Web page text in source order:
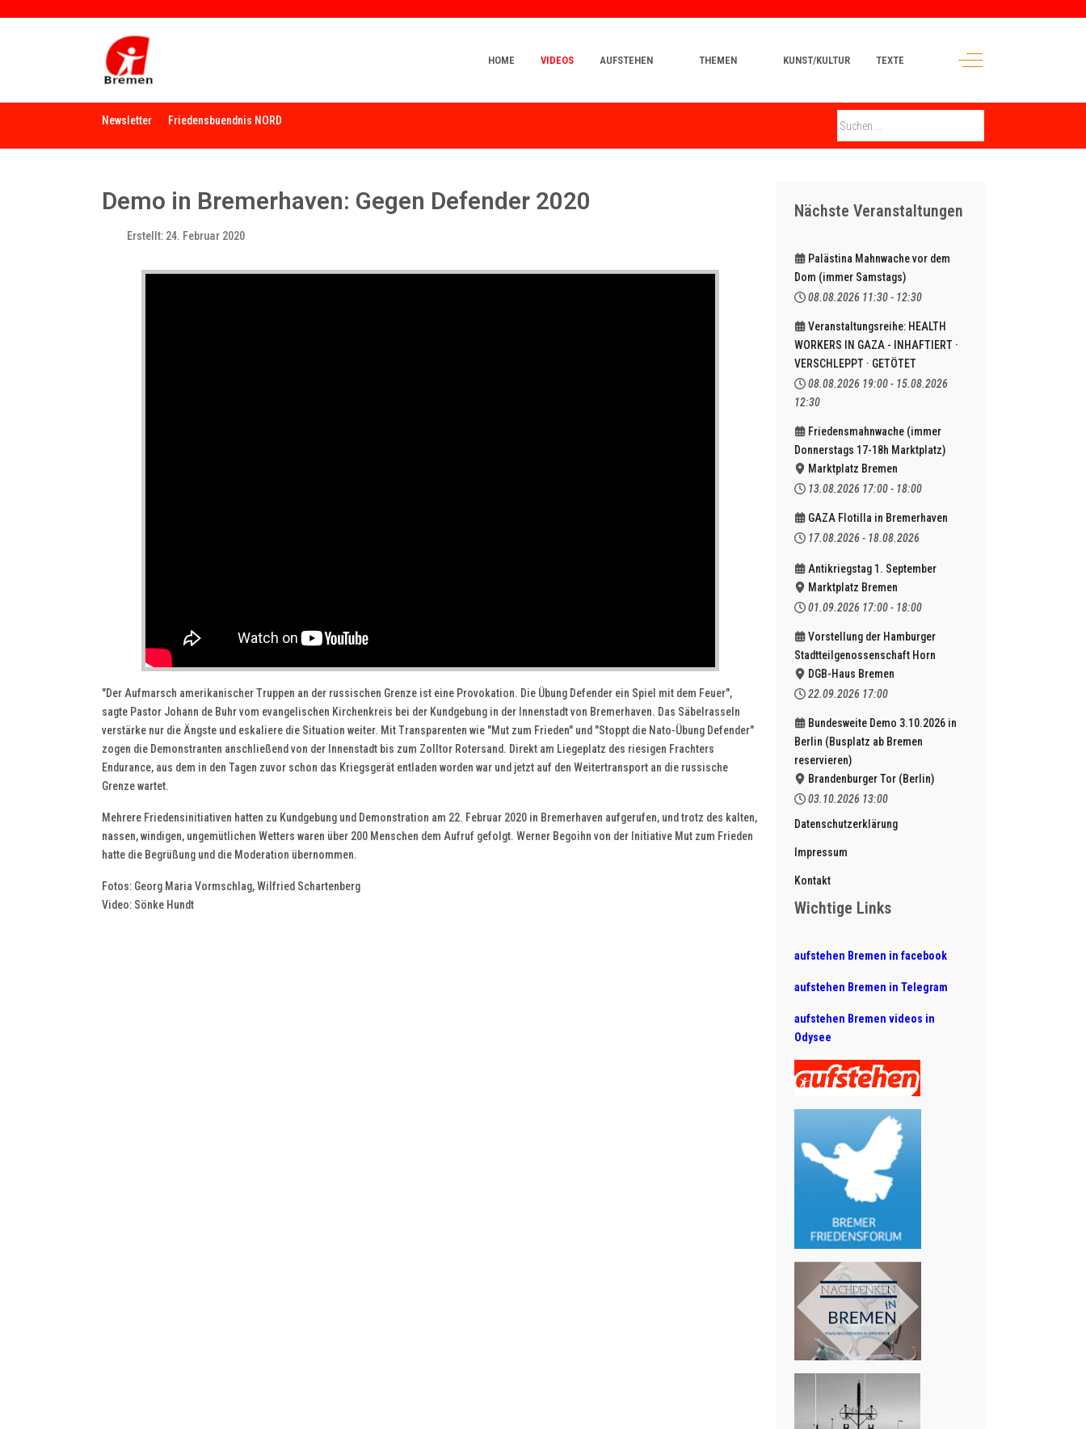
HOME VIDEOS AUFSTEHEN THEMEN KUNST/KULTUR TEXTE Off-Canvas Toggle
Newsletter Friedensbuendnis NORD
Demo in Bremerhaven: Gegen Defender 2020
Erstellt: 24. Februar 2020
"Der Aufmarsch amerikanischer Truppen an der russischen Grenze ist eine Provokation. Die Übung Defender ein Spiel mit dem Feuer",
sagte Pastor Johann de Buhr vom evangelischen Kirchenkreis bei der Kundgebung in der Innenstadt von Bremerhaven. Das Säbelrasseln
verstärke nur die Ängste und eskaliere die Situation weiter. Mit Transparenten wie "Mut zum Frieden" und "Stoppt die Nato-Übung Defender"
zogen die Demonstranten anschließend von der Innenstadt bis zum Zolltor Rotersand. Direkt am Liegeplatz des riesigen Frachters
Endurance, aus dem in den Tagen zuvor schon das Kriegsgerät entladen worden war und jetzt auf den Weitertransport an die russische
Grenze wartet.
Mehrere Friedensinitiativen hatten zu Kundgebung und Demonstration am 22. Februar 2020 in Bremerhaven aufgerufen, und trotz des kalten,
nassen, windigen, ungemütlichen Wetters waren über 200 Menschen dem Aufruf gefolgt. Werner Begoihn von der Initiative Mut zum Frieden
hatte die Begrüßung und die Moderation übernommen.
Fotos: Georg Maria Vormschlag, Wilfried Schartenberg
Video: Sönke Hundt
Nächste Veranstaltungen
Palästina Mahnwache vor dem
Dom (immer Samstags)
08.08.2026 11:30- 12:30
Veranstaltungsreihe: HEALTH
WORKERS IN GAZA - INHAFTIERT ·
VERSCHLEPPT · GETÖTET
08.08.2026 19:00- 15.08.2026
12:30
Friedensmahnwache (immer
Donnerstags 17-18h Marktplatz)
Marktplatz Bremen
13.08.2026 17:00- 18:00
GAZA Flotilla in Bremerhaven
17.08.2026 - 18.08.2026
Antikriegstag 1. September
Marktplatz Bremen
01.09.2026 17:00- 18:00
Vorstellung der Hamburger
Stadtteilgenossenschaft Horn
DGB-Haus Bremen
22.09.2026 17:00
Bundesweite Demo 3.10.2026 in
Berlin (Busplatz ab Bremen
reservieren)
Brandenburger Tor (Berlin)
03.10.2026 13:00
Datenschutzerklärung
Impressum
Kontakt
Wichtige Links
aufstehen Bremen in facebook
aufstehen Bremen in Telegram
aufstehen Bremen videos in
Odysee